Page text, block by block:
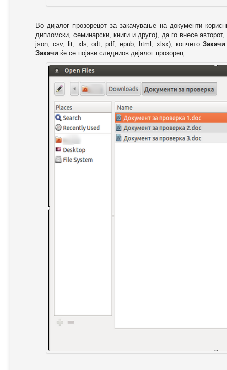
Во дијалог прозорецот за закачување на документи
дипломски, семинарски, книги и друго), да го внесе
json, csv, lit, xls, odt, pdf, epub, html, xlsx), копчето Закачи
Закачи ќе се појави следниов дијалог прозорец: